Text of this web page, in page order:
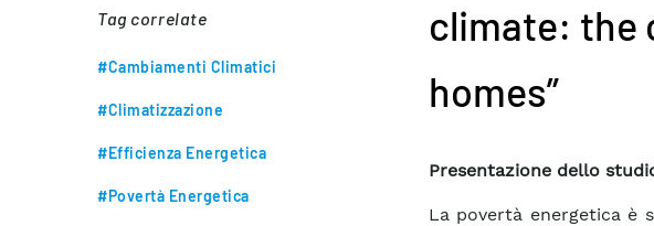
Tag correlate
#Cambiamenti Climatici
#Climatizzazione
#Efficienza Energetica
#Povertà Energetica
climate: the
homes”
Presentazione dello
La povertà energetica è